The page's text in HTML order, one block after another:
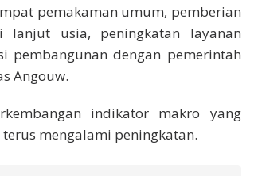
pemakaman umum, pemberian
lanjut usia, peningkatan layanan
pembangunan dengan pemerintah
Angouw.
indikator makro yang
mengalami peningkatan.